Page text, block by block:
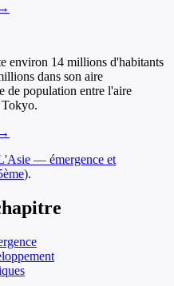
environ 14 millions d'habitants
dans son aire
de population entre l'aire
— émergence et
).